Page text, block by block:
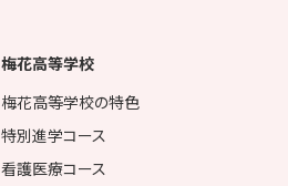
梅花高等学校
梅花高等学校の特色
特別進学コース
看護医療コース